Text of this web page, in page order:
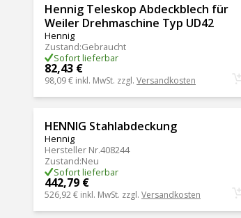
Hennig Teleskop Abdeckblech für
Weiler Drehmaschine Typ UD42
Hennig
Zustand:Gebraucht
Sofort lieferbar
82,43 €
98,09 € inkl. MwSt. zzgl. Versandkosten
HENNIG Stahlabdeckung
Hennig
Hersteller Nr.408244
Zustand:Neu
Sofort lieferbar
442,79 €
526,92 € inkl. MwSt. zzgl. Versandkosten